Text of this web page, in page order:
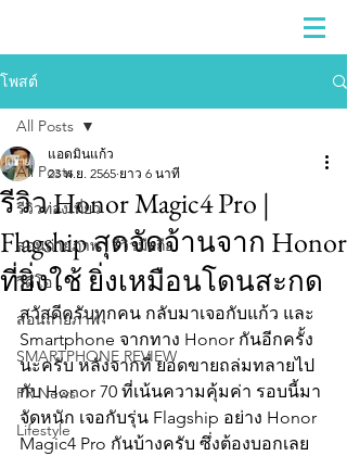
โพสต์
All Posts
รีวิวท่องเที่ยว
สอนถ่ายภาพ | รีวิวมือถือ
วีดีโอ
สอนถ่ายภาพ
SMARTPHONE REVIEW
PR News
Lifestyle
All Posts
รีวิว Honor Magic4 Pro |
Flagship สุดจัดจ้านจาก Honor
ที่ยิ่งใช้ ยิ่งเหมือนโดนสะกด
แอดมินแก้ว
23 พ.ย. 2565 ยาว 6 นาที
สวัสดีครับทุกคน กลับมาเจอกับแก้ว และ
Smartphone จากทาง Honor กันอีกครั้ง
นะครับ หลังจากที่ ยอดขายถล่มทลายไป
กับ Honor 70 ที่เน้นความคุ้มค่า รอบนี้มา
จัดหนัก เจอกับรุ่น Flagship อย่าง Honor
Magic4 Pro กันบ้างครับ ซึ่งต้องบอกเลย